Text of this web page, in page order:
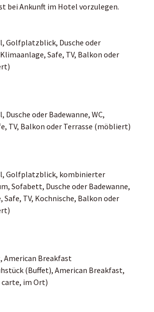
bei Ankunft im Hotel vorzulegen.
Golfplatzblick, Dusche oder
Safe, TV, Balkon oder
Dusche oder Badewanne, WC,
TV, Balkon oder Terrasse (möbliert)
Golfplatzblick, kombinierter
Sofabett, Dusche oder Badewanne,
Safe, TV, Kochnische, Balkon oder
American Breakfast
(Buffet), American Breakfast,
carte, im Ort)